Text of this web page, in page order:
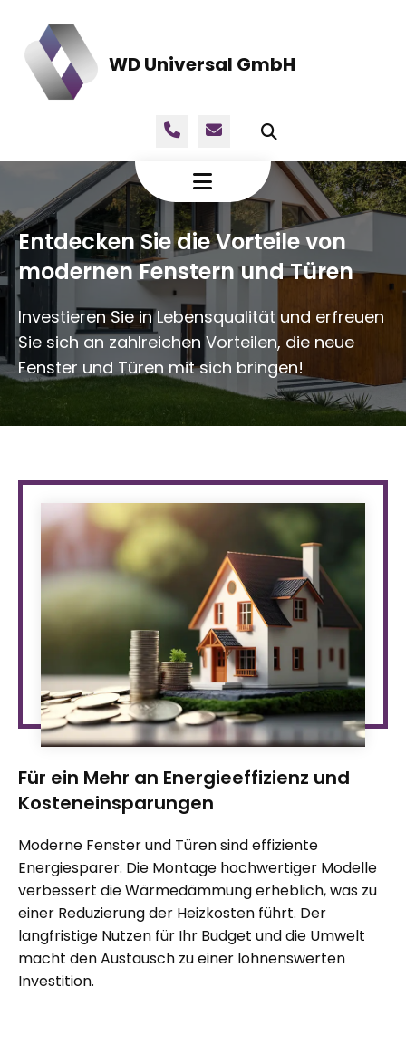
WD Universal GmbH
Entdecken Sie die Vorteile von
modernen Fenstern und Türen
Investieren Sie in Lebensqualität und erfreuen
Sie sich an zahlreichen Vorteilen, die neue
Fenster und Türen mit sich bringen!
Für ein Mehr an Energieeffizienz und
Kosteneinsparungen
Moderne Fenster und Türen sind effiziente
Energiesparer. Die Montage hochwertiger Modelle
verbessert die Wärmedämmung erheblich, was zu
einer Reduzierung der Heizkosten führt. Der
langfristige Nutzen für Ihr Budget und die Umwelt
macht den Austausch zu einer lohnenswerten
Investition.